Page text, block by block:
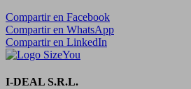
Compartir en Facebook
Compartir en WhatsApp
Compartir en LinkedIn
I-DEAL S.R.L.